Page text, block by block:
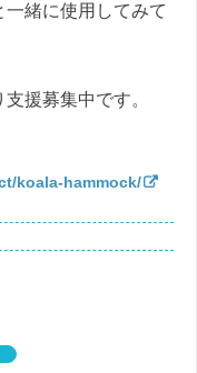
緒に使用してみて
援募集中です。
koala-hammock/